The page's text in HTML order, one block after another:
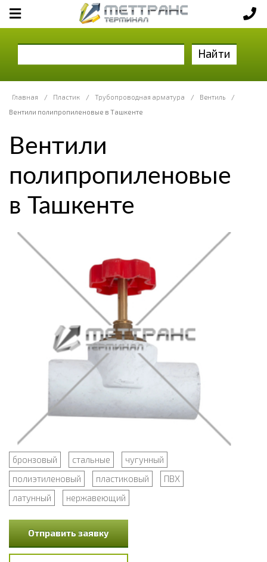
Найти
Главная / Пластик / Трубопроводная арматура / Вентиль
/
Вентили полипропиленовые в Ташкенте
Вентили
полипропиленовые
в Ташкенте
бронзовый стальные
чугунный
полиэтиленовый
пластиковый
ПВХ
латунный
нержавеющий
Отправить заявку